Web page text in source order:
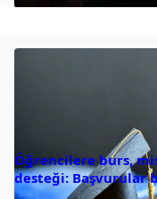
Öğrencilere burs,
desteği: Başvurular